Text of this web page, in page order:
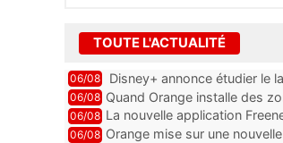
TOUTE L'ACTUALITÉ
06/08 Disney+ annonce étudier le
06/08 Quand Orange installe des
06/08 La nouvelle application
abonnés Freebox, testez la
06/08 Orange mise sur une